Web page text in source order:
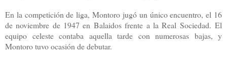
En la competición de liga, Montoro jugó un único encuentro, el 16
de noviembre de 1947 en Balaidos frente a la Real Sociedad. El
equipo celeste contaba aquella tarde con numerosas bajas, y
Montoro tuvo ocasión de debutar.